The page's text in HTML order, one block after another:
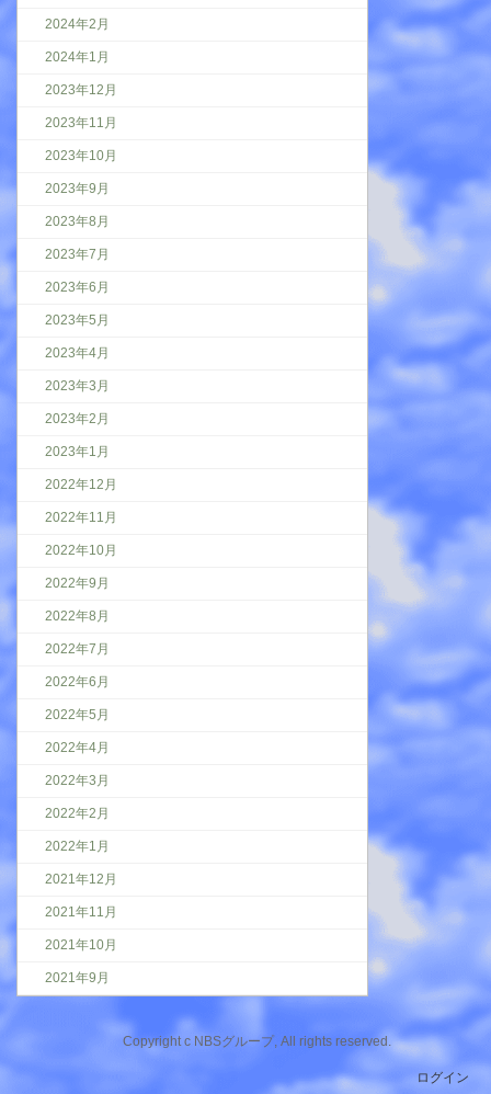
2024年2月
2024年1月
2023年12月
2023年11月
2023年10月
2023年9月
2023年8月
2023年7月
2023年6月
2023年5月
2023年4月
2023年3月
2023年2月
2023年1月
2022年12月
2022年11月
2022年10月
2022年9月
2022年8月
2022年7月
2022年6月
2022年5月
2022年4月
2022年3月
2022年2月
2022年1月
2021年12月
2021年11月
2021年10月
2021年9月
Copyright c NBSグループ, All rights reserved.
ログイン